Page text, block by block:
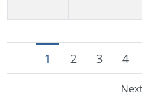
Current page
1 Page
2 Page
3 Page
4